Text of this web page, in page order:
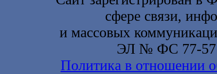
сфере связи,
и массовых
ЭЛ № ФС 77-
Политика в отношении